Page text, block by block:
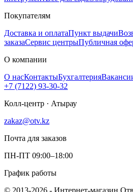
Покупателям
Доставка и оплатаПункт выдачи
заказаСервис центрыПубличная
О компании
О насКонтактыБухгалтерия
+7 (7122) 93-30-32
Колл-центр · Атырау
zakaz@otv.kz
Почта для заказов
ПН-ПТ 09:00–18:00
График работы